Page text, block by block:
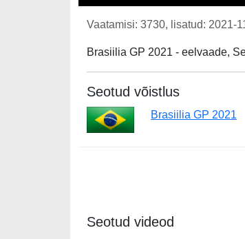
Vaatamisi: 3730, lisatud: 2021-
Brasiilia GP 2021 - eelvaade,
Seotud võistlus
Brasiilia GP 2021
Seotud videod